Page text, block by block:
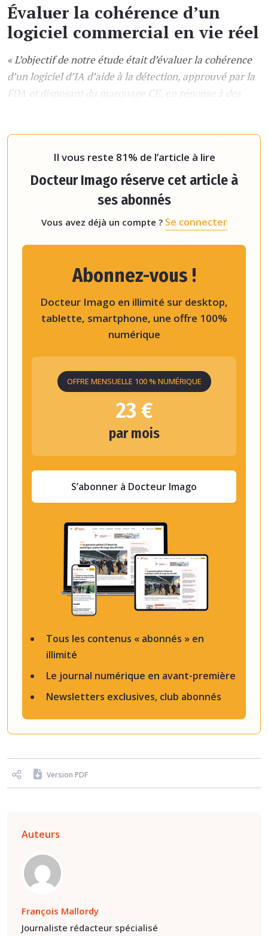
Évaluer la cohérence d’un
logiciel commercial en vie réel
« L’objectif de notre étude était d’évaluer la cohérence
d’un logiciel d’IA d’aide à la détection, approuvé par la
FDA et disposant du marquage CE, en réponse à des
Il vous reste 81% de l’article à lire
Docteur Imago réserve cet article à
ses abonnés
Vous avez déjà un compte ? Se connecter
Tous les contenus « abonnés » en
illimité
Le journal numérique en avant-première
Newsletters exclusives, club abonnés
Abonnez-vous !
Docteur Imago en illimité sur desktop,
tablette, smartphone, une offre 100%
numérique
OFFRE MENSUELLE 100 % NUMÉRIQUE
23 €
par mois
S’abonner à Docteur Imago
Version PDF
Auteurs
François Mallordy
Journaliste rédacteur spécialisé